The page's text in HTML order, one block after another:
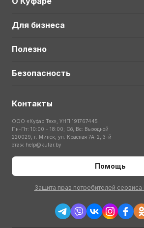
Для бизнеса
Полезно
Безопасность
Контакты
ООО «Куфар Тех», УНП 191767445
Пн-Пт: 10:00 – 18:00; Сб, Вс: Выходной
220029, г. Минск, ул. Красная 7А-2, 3-й
этаж help@kufar.by
Помощь
Защита прав потребителей